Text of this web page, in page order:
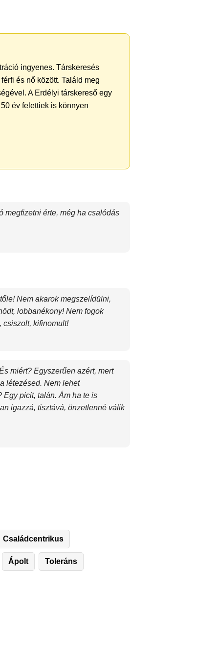
ingyenes. Társkeresés
és nő között. Találd meg
A Erdélyi társkereső egy
év felettiek is könnyen
megfizetni érte, még ha csalódás
Nem akarok megszelídülni,
lobbanékony! Nem fogok
csiszolt, kifinomult!
miért? Egyszerűen azért, mert
létezésed. Nem lehet
Egy picit, talán. Ám ha te is
igazzá, tisztává, önzetlenné válik
Családcentrikus
Ápolt Toleráns